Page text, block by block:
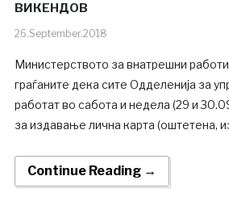
ВИКЕНДОВ
26.September.2018
Министерството за внатрешни работи
граѓаните дека сите Одделенија за
работат во сабота и недела (29 и
за издавање лична карта (оштетена,
Continue Reading →